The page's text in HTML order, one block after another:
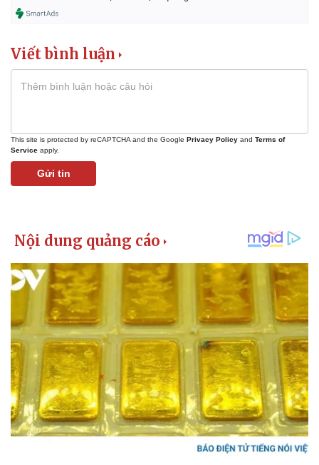
Viết bình luận
This site is protected by reCAPTCHA and the Google Privacy Policy and Terms of
Service apply.
Gửi tin